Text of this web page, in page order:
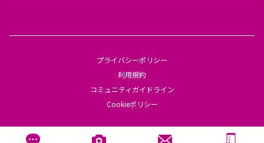
プライバシーポリシー
利用規約
コミュニティガイドライン
Cookieポリシー